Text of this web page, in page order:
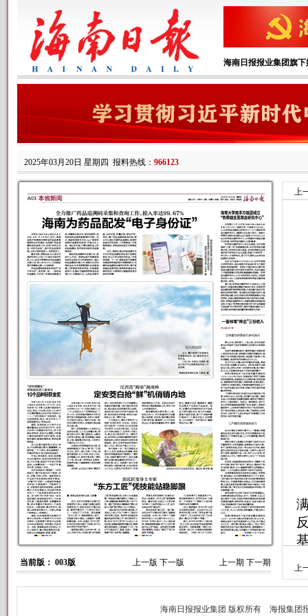
海南日报报业集团旗下
2025年03月20日 星期四 报料热线： 966123
当前版： 003版 上一版 下一版 上一期 下一期
上
上